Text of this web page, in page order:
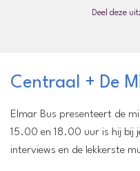
Deel deze
Centraal + De
Elmar Bus presenteert de
15.00 en 18.00 uur is hij bij
interviews en de lekkerste